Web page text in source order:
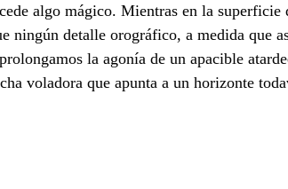
algo mágico. Mientras en la
ningún detalle orográfico, a medida que
la agonía de un apacible
voladora que apunta a un horizonte